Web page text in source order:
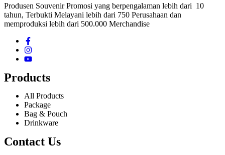
Produsen Souvenir Promosi yang berpengalaman lebih dari 10
tahun, Terbukti Melayani lebih dari 750 Perusahaan dan
memproduksi lebih dari 500.000 Merchandise
Products
All Products
Package
Bag & Pouch
Drinkware
Contact Us